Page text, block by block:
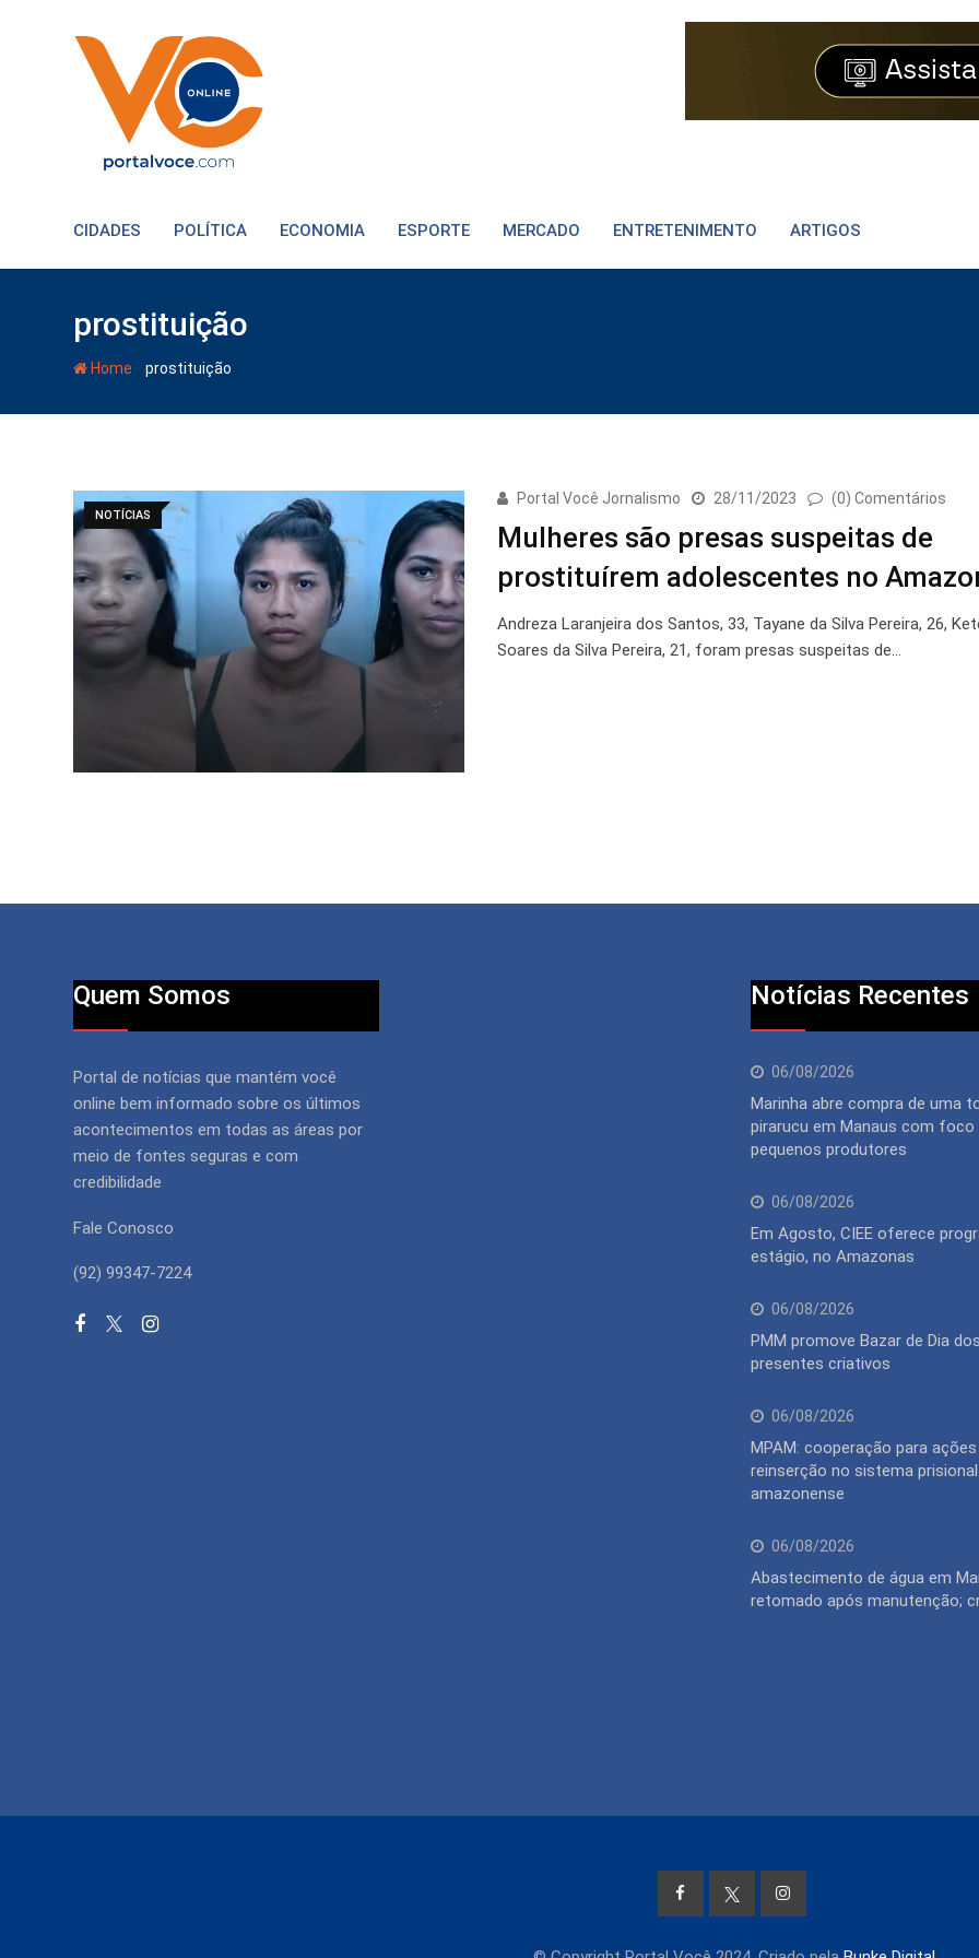
CIDADES POLÍTICA ECONOMIA ESPORTE MERCADO ENTRETENIMENTO ARTIGOS
prostituição
Home - prostituição
NOTÍCIAS
Portal Você Jornalismo 28/11/2023 (0) Comentários
Mulheres são presas suspeitas de
prostituírem adolescentes no
Andreza Laranjeira dos Santos, 33, Tayane da Silva Pereira, 26,
Soares da Silva Pereira, 21, foram presas suspeitas de…
Quem Somos
Portal de notícias que mantém você
online bem informado sobre os últimos
acontecimentos em todas as áreas por
meio de fontes seguras e com
credibilidade
Fale Conosco
(92) 99347-7224
Notícias Recentes
06/08/2026
Marinha abre compra de uma
pirarucu em Manaus com foco
pequenos produtores
06/08/2026
Em Agosto, CIEE oferece
estágio, no Amazonas
06/08/2026
PMM promove Bazar de Dia
presentes criativos
06/08/2026
MPAM: cooperação para ações
reinserção no sistema prisional
amazonense
06/08/2026
Abastecimento de água em
retomado após manutenção;